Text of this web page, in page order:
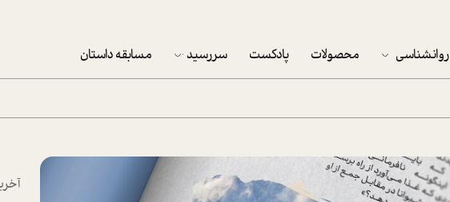
روانشناسی محصولات پادکست سررسید
پکيج نوروزي موفقيت
مسابقه داستان